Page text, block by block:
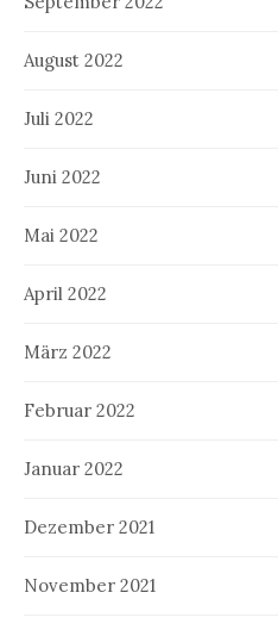
August 2022
Juli 2022
Juni 2022
Mai 2022
April 2022
März 2022
Februar 2022
Januar 2022
Dezember 2021
November 2021